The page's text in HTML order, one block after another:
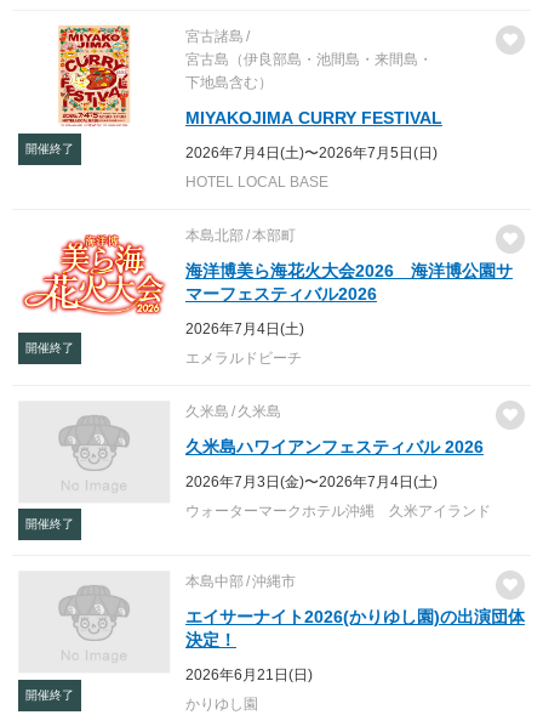
開催終了
宮古諸島
宮古島（伊良部島・池間島・来間島・
下地島含む）
MIYAKOJIMA CURRY FESTIVAL
2026年7月4日(土)〜2026年7月5日(日)
HOTEL LOCAL BASE
開催終了
本島北部 本部町
海洋博美ら海花火大会2026 海洋博公園サ
マーフェスティバル2026
2026年7月4日(土)
エメラルドビーチ
開催終了
久米島 久米島
久米島ハワイアンフェスティバル 2026
2026年7月3日(金)〜2026年7月4日(土)
ウォーターマークホテル沖縄 久米アイランド
開催終了
本島中部 沖縄市
エイサーナイト2026(かりゆし園)の出演団体
決定！
2026年6月21日(日)
かりゆし園